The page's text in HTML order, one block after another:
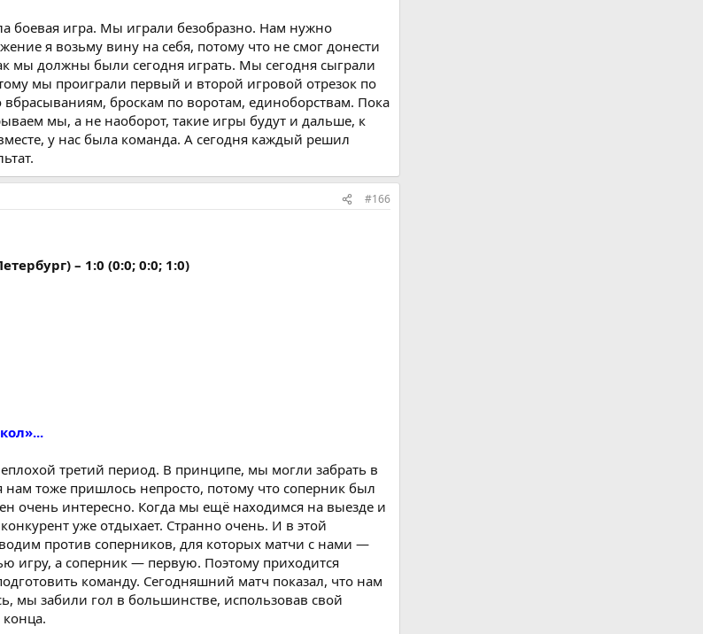
боевая игра. Мы играли безобразно. Нам нужно
я возьму вину на себя, потому что не смог донести
мы должны были сегодня играть. Мы сегодня сыграли
мы проиграли первый и второй игровой отрезок по
броскам по воротам, единоборствам. Пока
мы, а не наоборот, такие игры будут и дальше, к
у нас была команда. А сегодня каждый решил
#166
– 1:0 (0:0; 0:0; 1:0)
третий период. В принципе, мы могли забрать в
тоже пришлось непросто, потому что соперник был
очень интересно. Когда мы ещё находимся на выезде и
уже отдыхает. Странно очень. И в этой
против соперников, для которых матчи с нами —
игру, а соперник — первую. Поэтому приходится
команду. Сегодняшний матч показал, что нам
мы забили гол в большинстве, использовав свой